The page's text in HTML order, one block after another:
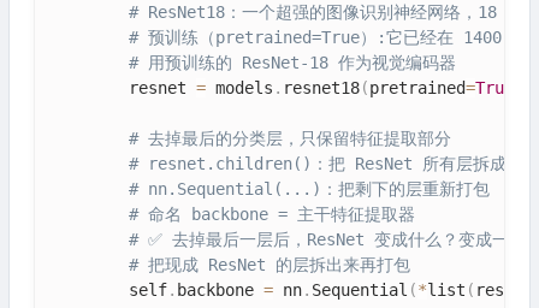
# ResNet18：一个超强的图像识别神经网络，18 层。
# 预训练（pretrained=True）:它已经在 1400 万张
# 用预训练的 ResNet-18 作为视觉编码器
        resnet
= models . resnet18(pretrained=True
# 去掉最后的分类层，只保留特征提取部分
# resnet.children()：把 ResNet 所有层拆成一个
# nn.Sequential(...)：把剩下的层重新打包
# 命名 backbone = 主干特征提取器
# ✅ 去掉最后一层后，ResNet 变成什么？变成一
# 把现成 ResNet 的层拆出来再打包
        self
. backbone = nn. Sequential (*list ( resnet